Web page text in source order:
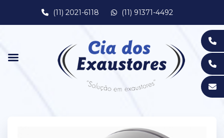
(11) 2021-6118 (11) 91371-4492